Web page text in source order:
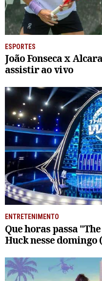
ESPORTES
João Fonseca x
assistir ao vivo
ENTRETENIMENTO
Que horas passa
Huck nesse domingo